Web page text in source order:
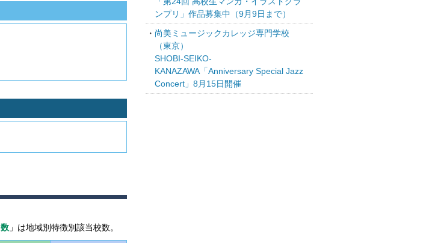
数 」は地域別特徴別該当校数。
ンプリ」作品募集中（9月9日まで）
尚美ミュージックカレッジ専門学校
（東京）
SHOBI-SEIKO-
KANAZAWA「Anniversary Special Jazz
Concert」8月15日開催